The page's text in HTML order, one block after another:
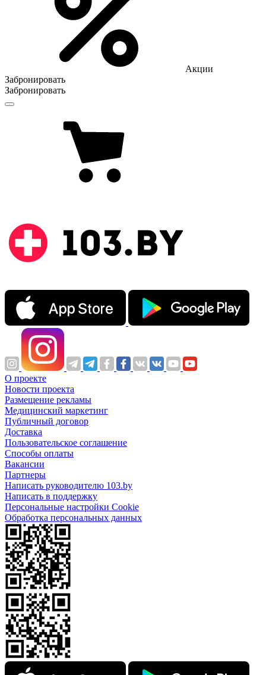
Акции
Забронировать
Забронировать
О проекте
Новости проекта
Размещение рекламы
Медицинский маркетинг
Публичный договор
Доставка
Пользовательское соглашение
Способы оплаты
Вакансии
Партнеры
Написать руководителю 103.by
Написать в поддержку
Персональные настройки Cookie
Обработка персональных данных